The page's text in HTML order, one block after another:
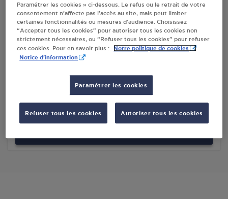
188 AVENUE DU PEYRAT
ZA DU GRAND PONT
83310
GRIMAUD
S'Y RENDRE
INTERMARCHE CONTACT GRIMAUD
Paramétrer les cookies » ci-dessous. Le refus ou le retrait de votre
consentement n’affecte pas l’accès au site, mais peut limiter
certaines fonctionnalités ou mesures d’audience. Choisissez
“Accepter tous les cookies” pour autoriser tous les cookies non
strictement nécessaires, ou “Refuser tous les cookies” pour refuser
ces cookies. Pour en savoir plus :
Notre politique de cookies
Notice d'information
Paramétrer les cookies
Refuser tous les cookies Autoriser tous les cookies